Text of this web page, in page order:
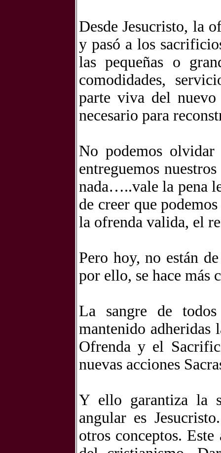
Desde Jesucristo, la
y pasó a los
las pequeñas o
comodidades,
parte viva del nuevo
necesario para
No podemos olvidar
entreguemos
nada…..vale la pena
de creer que
la ofrenda valida, el
Pero hoy, no están
por ello, se hace más
La sangre de
mantenido adheridas
Ofrenda y el
nuevas acciones
Y ello garantiza la
angular es
otros conceptos.